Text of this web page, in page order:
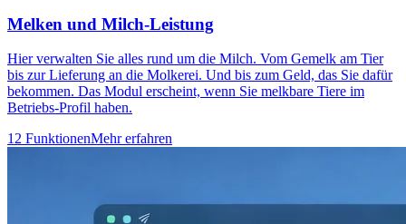
Melken und Milch-Leistung
Hier verwalten Sie alles rund um die Milch. Vom Gemelk am Tier
bis zur Lieferung an die Molkerei. Und bis zum Geld, das Sie dafür
bekommen. Das Modul erscheint, wenn Sie melkbare Tiere im
Betriebs-Profil haben.
12 FunktionenMehr erfahren